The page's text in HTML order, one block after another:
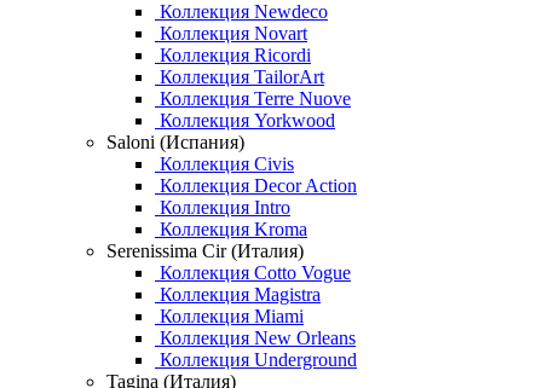
Коллекция Newdeco
Коллекция Novart
Коллекция Ricordi
Коллекция TailorArt
Коллекция Terre Nuove
Коллекция Yorkwood
Saloni (Испания)
Коллекция Civis
Коллекция Decor Action
Коллекция Intro
Коллекция Kroma
Serenissima Cir (Италия)
Коллекция Cotto Vogue
Коллекция Magistra
Коллекция Miami
Коллекция New Orleans
Коллекция Underground
Tagina (Италия)